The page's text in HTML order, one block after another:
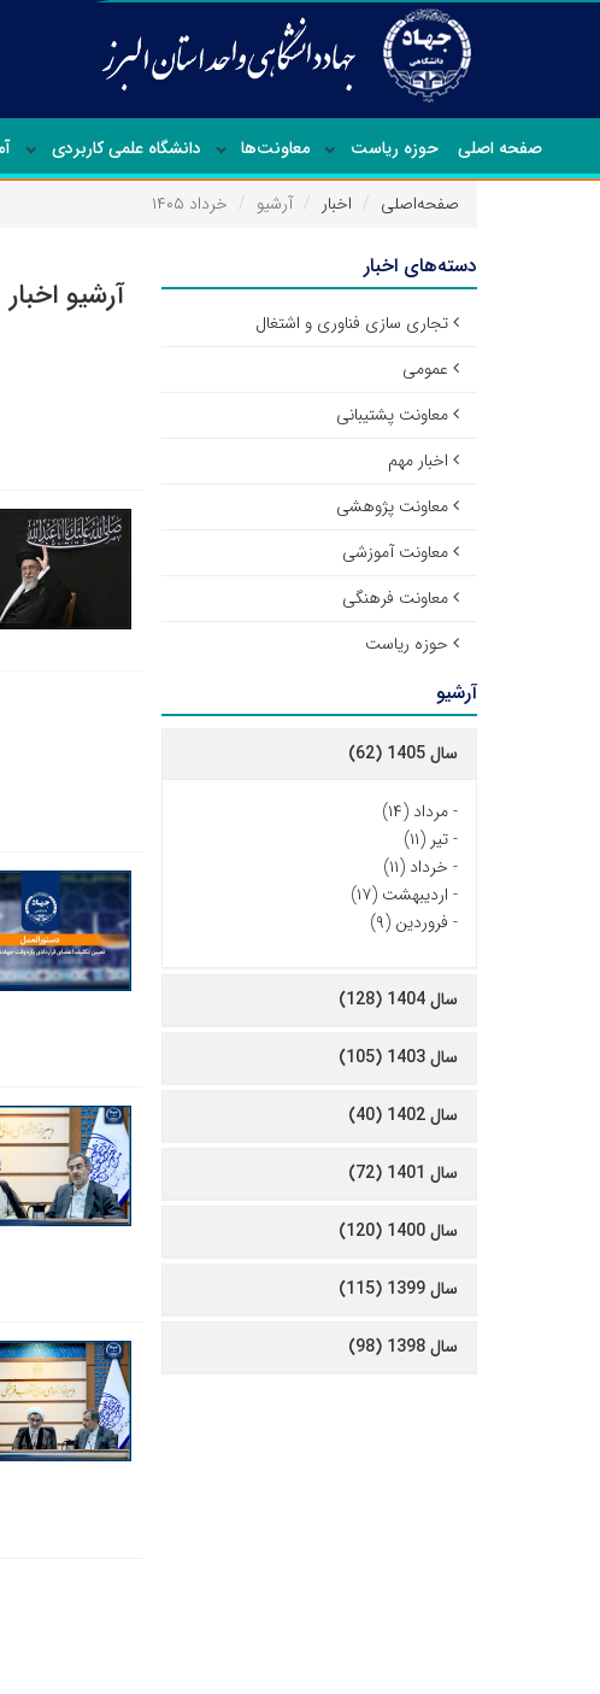
صفحه اصلی حوزه ریاست معاونت‌ها دانشگاه علمی کاربردی
صفحه‌اصلی اخبار آرشیو خرداد ۱۴۰۵
آرشیو اخبار
دسته‌های اخبار
تجاری سازی فناوری و اشتغال
عمومی
معاونت پشتیبانی
اخبار مهم
معاونت پژوهشی
معاونت آموزشی
معاونت فرهنگی
حوزه ریاست
آرشیو
سال 1405 (62)
-مرداد (۱۴)
-تیر (۱۱)
- خرداد (۱۱)
- اردیبهشت (۱۷)
- فروردین (۹)
سال 1404 (128)
سال 1403 (105)
سال 1402 (40)
سال 1401 (72)
سال 1400 (120)
سال 1399 (115)
سال 1398 (98)